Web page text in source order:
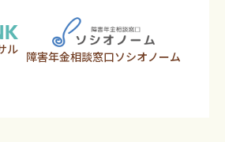
ル 障害年金相談窓口ソシオノーム